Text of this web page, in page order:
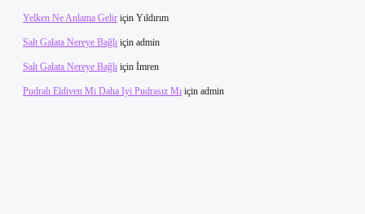
Yelken Ne Anlama Gelir için Yıldırım
Salt Galata Nereye Bağlı için admin
Salt Galata Nereye Bağlı için İmren
Pudralı Eldiven Mi Daha Iyi Pudrasız Mı için admin